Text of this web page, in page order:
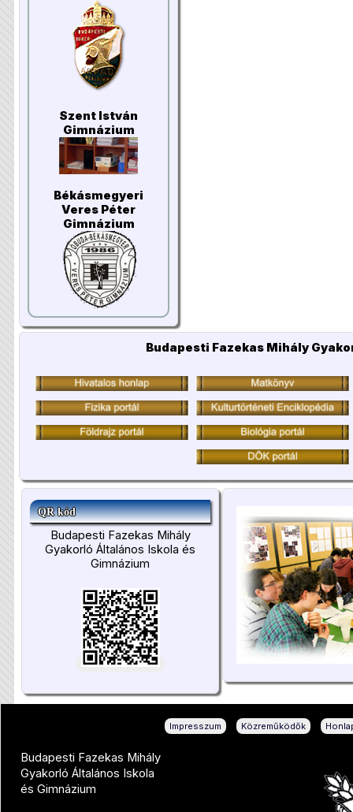
Szent István
Gimnázium
Békásmegyeri
Veres Péter
Gimnázium
Budapesti Fazekas Mihály
QR kód
Budapesti Fazekas Mihály
Gyakorló Általános Iskola és
Gimnázium
Impresszum Közreműködők
Budapesti Fazekas Mihály
Gyakorló Általános Iskola
és Gimnázium